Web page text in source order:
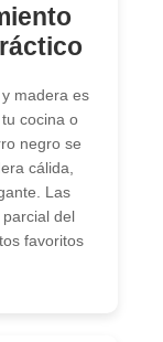
madera es
cocina o
negro se
cálida,
Las
del
favoritos